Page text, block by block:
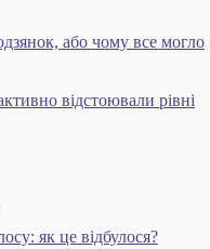
або чому все могло
відстоювали рівні
як це відбулося?